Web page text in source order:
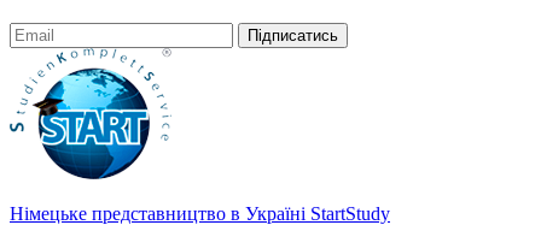
Підписатись
Німецьке представництво в Україні StartStudy